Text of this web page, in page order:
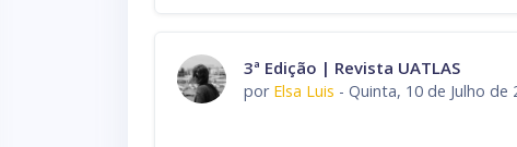
3ª Edição | Revista UATLAS
por Elsa Luis - Quinta, 10 de Julho de